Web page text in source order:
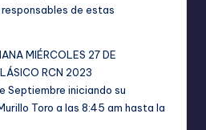
de estas
MIÉRCOLES 27 DE
RCN 2023
Septiembre iniciando su
Toro a las 8:45 am hasta la